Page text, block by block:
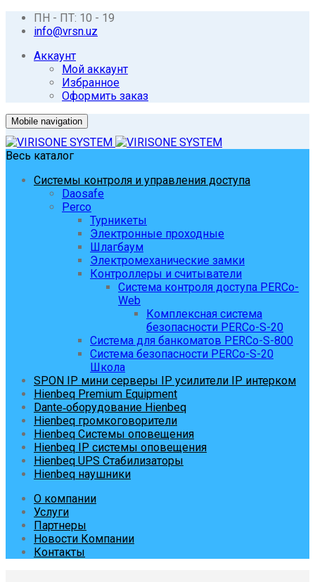
ПН - ПТ: 10 - 19
info@vrsn.uz
Аккаунт
Мой аккаунт
Избранное
Оформить заказ
Mobile navigation
Весь каталог
Системы контроля и управления доступа
Daosafe
Perco
Турникеты
Электронные проходные
Шлагбаум
Электромеханические замки
Контроллеры и считыватели
Система контроля доступа PERCo-
Web
Комплексная система
безопасности PERCo-S-20
Система для банкоматов PERCo-S-800
Система безопасности PERCo-S-20
Школа
SPON IP мини серверы IP усилители IP интерком
Hienbeq Premium Equipment
Dante‑оборудование Hienbeq
Hienbeq громкоговорители
Hienbeq Системы оповещения
Hienbeq IP системы оповещения
Hienbeq UPS Стабилизаторы
Hienbeq наушники
О компании
Услуги
Партнеры
Новости Компании
Контакты